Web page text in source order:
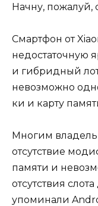
Начну, пожалуй,
Смартфон от
недостаточную
и гибридный
невозможно
ки и карту
Многим
отсутствие
памяти и
отсутствия
упоминали